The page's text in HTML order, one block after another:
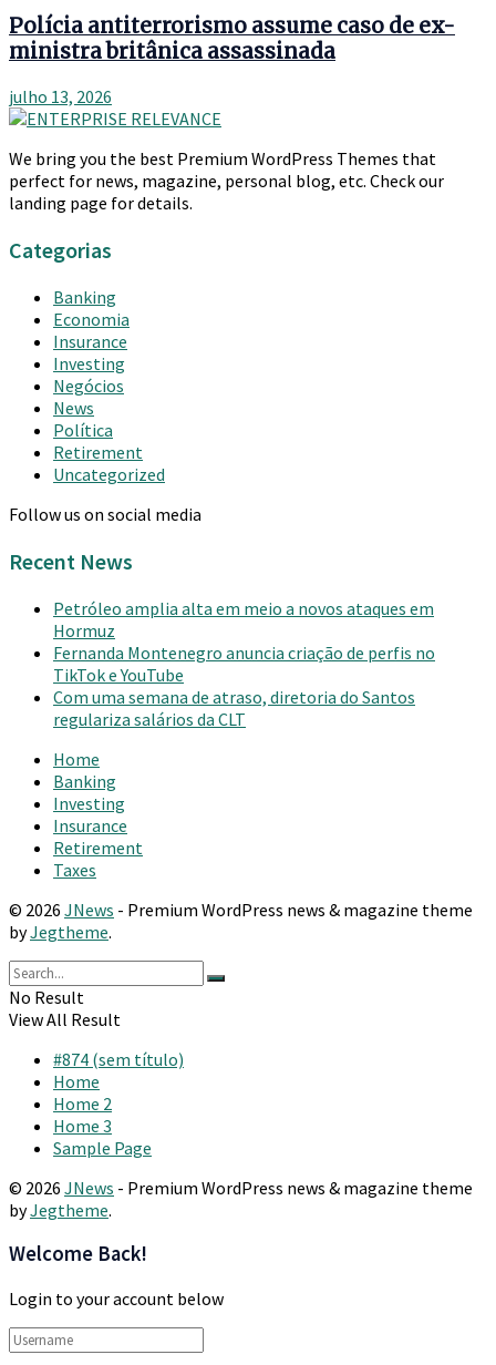
Polícia antiterrorismo assume caso de ex-
ministra britânica assassinada
julho 13, 2026
We bring you the best Premium WordPress Themes that
perfect for news, magazine, personal blog, etc. Check our
landing page for details.
Categorias
Banking
Economia
Insurance
Investing
Negócios
News
Política
Retirement
Uncategorized
Follow us on social media
Recent News
Petróleo amplia alta em meio a novos ataques em
Hormuz
Fernanda Montenegro anuncia criação de perfis no
TikTok e YouTube
Com uma semana de atraso, diretoria do Santos
regulariza salários da CLT
Home
Banking
Investing
Insurance
Retirement
Taxes
© 2026 JNews - Premium WordPress news & magazine theme
byJegtheme.
No Result
View All Result
#874 (sem título)
Home
Home 2
Home 3
Sample Page
© 2026 JNews - Premium WordPress news & magazine theme
byJegtheme.
Welcome Back!
Login to your account below